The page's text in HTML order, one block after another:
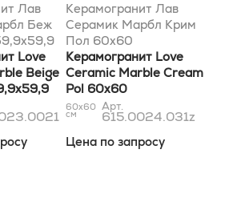
Лав
Беж
Love
Beige
Керамогранит Лав
Серамик Марбл Крим
Пол 60x60
Керамогранит Love
Ceramic Marble Cream
Pol 60x60
60x60
см
Арт.
615.0024.031z
Цена по запросу